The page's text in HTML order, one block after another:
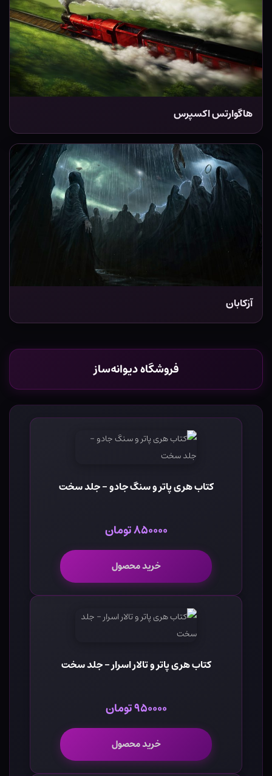
هاگوارتس اکسپرس
آزکابان
فروشگاه دیوانه‌ساز
کتاب هری پاتر و سنگ جادو - جلد سخت
۸۵۰۰۰۰ تومان
خرید محصول
کتاب هری پاتر و تالار اسرار - جلد سخت
۹۵۰۰۰۰ تومان
خرید محصول